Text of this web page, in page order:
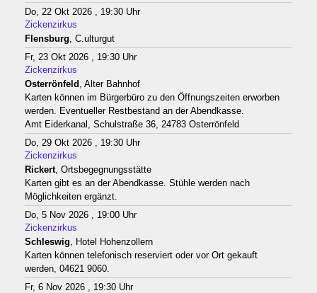
Do, 22 Okt 2026 , 19:30 Uhr
Zickenzirkus
Flensburg, C.ulturgut
Fr, 23 Okt 2026 , 19:30 Uhr
Zickenzirkus
Osterrönfeld , Alter Bahnhof
Karten können im Bürgerbüro zu den Öffnungszeiten erworben
werden. Eventueller Restbestand an der Abendkasse.
Amt Eiderkanal, Schulstraße 36, 24783 Osterrönfeld
Do, 29 Okt 2026 , 19:30 Uhr
Zickenzirkus
Rickert, Ortsbegegnungsstätte
Karten gibt es an der Abendkasse. Stühle werden nach
Möglichkeiten ergänzt.
Do, 5 Nov 2026 , 19:00 Uhr
Zickenzirkus
Schleswig, Hotel Hohenzollern
Karten können telefonisch reserviert oder vor Ort gekauft
werden, 04621 9060.
Fr, 6 Nov 2026 , 19:30 Uhr